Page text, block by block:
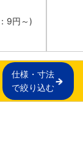
9円 ～)
仕様・寸法
で絞り込む